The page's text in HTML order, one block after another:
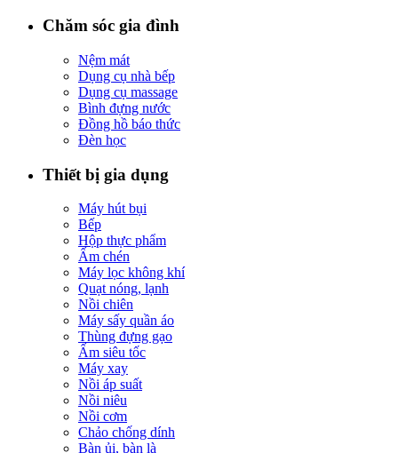
Chăm sóc gia đình
Nệm mát
Dụng cụ nhà bếp
Dụng cụ massage
Bình đựng nước
Đồng hồ báo thức
Đèn học
Thiết bị gia dụng
Máy hút bụi
Bếp
Hộp thực phẩm
Ấm chén
Máy lọc không khí
Quạt nóng, lạnh
Nồi chiên
Máy sấy quần áo
Thùng đựng gạo
Ấm siêu tốc
Máy xay
Nồi áp suất
Nồi niêu
Nồi cơm
Chảo chống dính
Bàn ủi, bàn là